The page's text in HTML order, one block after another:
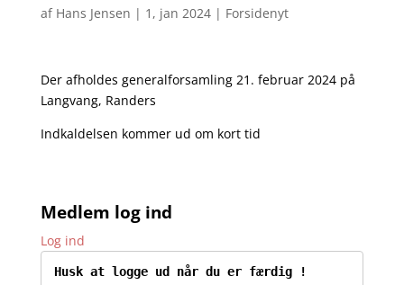
af Hans Jensen | 1, jan 2024| Forsidenyt
Der afholdes generalforsamling 21. februar 2024 på
Langvang, Randers
Indkaldelsen kommer ud om kort tid
Medlem log ind
Log ind
Husk at logge ud når du er færdig !